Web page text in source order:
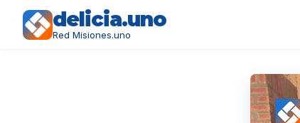
delicia.uno
Red Misiones.uno